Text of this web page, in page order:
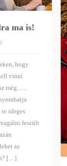
ma is!
hogy
vinni
még…..
ideges
feszült
az
[…]